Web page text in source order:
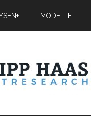
MODELLE